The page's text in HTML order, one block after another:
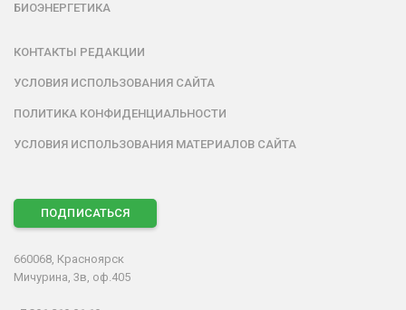
БИОЭНЕРГЕТИКА
КОНТАКТЫ РЕДАКЦИИ
УСЛОВИЯ ИСПОЛЬЗОВАНИЯ САЙТА
ПОЛИТИКА КОНФИДЕНЦИАЛЬНОСТИ
УСЛОВИЯ ИСПОЛЬЗОВАНИЯ МАТЕРИАЛОВ САЙТА
ПОДПИСАТЬСЯ
660068, Красноярск
Мичурина, 3в, оф.405